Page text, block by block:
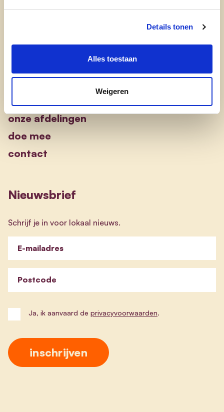
Details tonen
Alles toestaan
Weigeren
waarom cd&v
nieuws
onze afdelingen
doe mee
contact
Nieuwsbrief
Schrijf je in voor lokaal nieuws.
E-mailadres
Postcode
Ja, ik aanvaard de privacyvoorwaarden.